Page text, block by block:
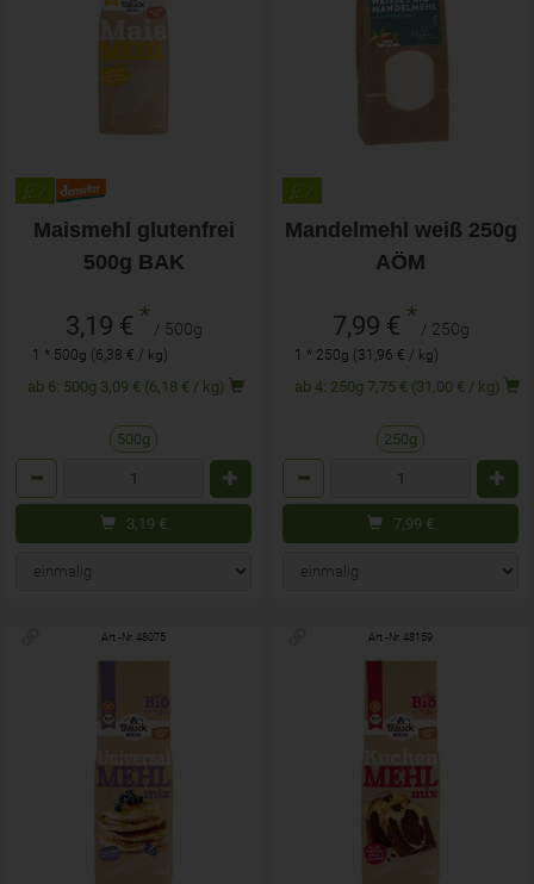
Maismehl glutenfrei
500g BAK
3,19 € * / 500g
1 * 500g (6,38 € / kg)
ab 6: 500g 3,09 € (6,18 € / kg)
500g
3,19 €
Mandelmehl weiß 250g
AÖM
7,99 € * / 250g
1 * 250g (31,96 € / kg)
ab 4: 250g 7,75 € (31,00 € / kg)
250g
7,99 €
Art.-Nr. 48075 Art.-Nr. 48159